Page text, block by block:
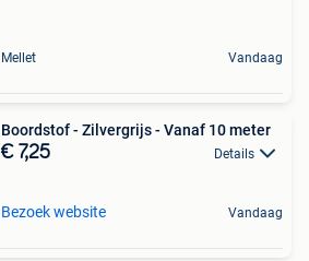
Mellet Vandaag
Boordstof - Zilvergrijs - Vanaf 10 meter
€ 7,25 Details
Bezoek website Vandaag